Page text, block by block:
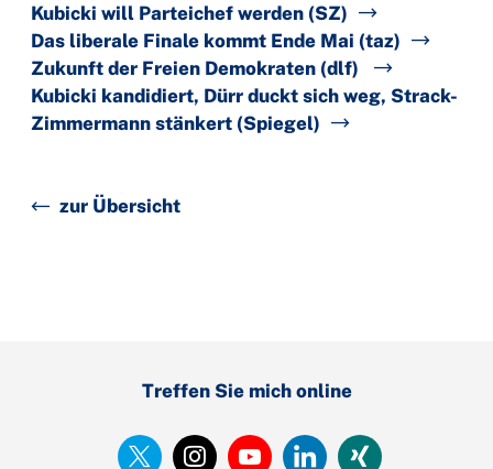
Kubicki will Parteichef werden (SZ)
Das liberale Finale kommt Ende Mai (taz)
Zukunft der Freien Demokraten (dlf)
Kubicki kandidiert, Dürr duckt sich weg, Strack-
Zimmermann stänkert (Spiegel)
zur Übersicht
Treffen Sie mich online